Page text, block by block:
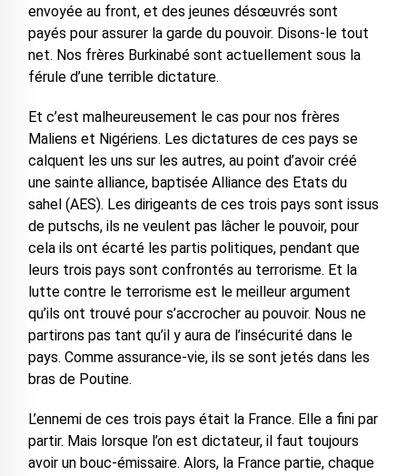
envoyée au front, et des jeunes désœuvrés sont
payés pour assurer la garde du pouvoir. Disons-le tout
net. Nos frères Burkinabé sont actuellement sous la
férule d’une terrible dictature.
Et c’est malheureusement le cas pour nos frères
Maliens et Nigériens. Les dictatures de ces pays se
calquent les uns sur les autres, au point d’avoir créé
une sainte alliance, baptisée Alliance des Etats du
sahel (AES). Les dirigeants de ces trois pays sont issus
de putschs, ils ne veulent pas lâcher le pouvoir, pour
cela ils ont écarté les partis politiques, pendant que
leurs trois pays sont confrontés au terrorisme. Et la
lutte contre le terrorisme est le meilleur argument
qu’ils ont trouvé pour s’accrocher au pouvoir. Nous ne
partirons pas tant qu’il y aura de l’insécurité dans le
pays. Comme assurance-vie, ils se sont jetés dans les
bras de Poutine.
L’ennemi de ces trois pays était la France. Elle a fini par
partir. Mais lorsque l’on est dictateur, il faut toujours
avoir un bouc-émissaire. Alors, la France partie, chaque